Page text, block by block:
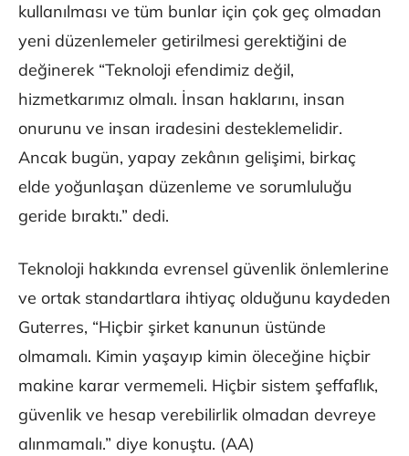
kullanılması ve tüm bunlar için çok geç olmadan
yeni düzenlemeler getirilmesi gerektiğini de
değinerek “Teknoloji efendimiz değil,
hizmetkarımız olmalı. İnsan haklarını, insan
onurunu ve insan iradesini desteklemelidir.
Ancak bugün, yapay zekânın gelişimi, birkaç
elde yoğunlaşan düzenleme ve sorumluluğu
geride bıraktı.” dedi.
Teknoloji hakkında evrensel güvenlik önlemlerine
ve ortak standartlara ihtiyaç olduğunu kaydeden
Guterres, “Hiçbir şirket kanunun üstünde
olmamalı. Kimin yaşayıp kimin öleceğine hiçbir
makine karar vermemeli. Hiçbir sistem şeffaflık,
güvenlik ve hesap verebilirlik olmadan devreye
alınmamalı.” diye konuştu. (AA)